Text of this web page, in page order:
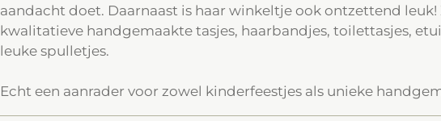
aandacht doet. Daarnaast is haar winkeltje ook ontzettend
kwalitatieve handgemaakte tasjes, haarbandjes, toilettasjes,
leuke spulletjes.
Echt een aanrader voor zowel kinderfeestjes als unieke